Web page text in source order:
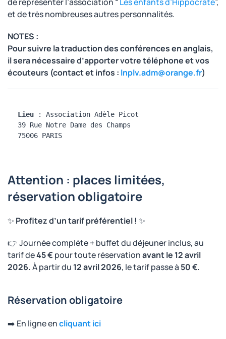
et de très nombreuses autres personnalités.
NOTES :
Pour suivre la traduction des conférences en anglais,
il sera nécessaire d’apporter votre téléphone et vos
écouteurs (contact et infos : lnplv.adm@orange.fr)
Lieu
: Association Adèle Picot
39 Rue Notre Dame des Champs
75006 PARIS
Attention : places limitées,
réservation obligatoire
✨ Profitez d’un tarif préférentiel ! ✨
👉 Journée complète + buffet du déjeuner inclus, au
tarif de45 € pour toute réservationavant le 12 avril
2026.À partir du 12 avril 2026, le tarif passe à 50 €.
Réservation obligatoire
➡️ En ligne encliquant ici